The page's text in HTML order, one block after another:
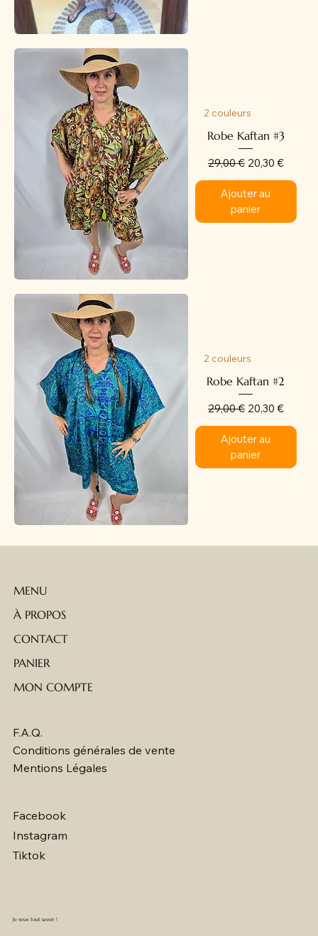
2 couleurs
Robe Kaftan #3
Prix original
29,00 € Prix
20,30 €
Ajouter au
panier
2 couleurs
Robe Kaftan #2
Prix original
29,00 € Prix
20,30 €
Ajouter au
panier
MENU
À PROPOS
CONTACT
PANIER
MON COMPTE
F.A.Q.
Conditions générales de vente
Mentions Légales
Facebook
Instagram
Tiktok
Je veux tout savoir !